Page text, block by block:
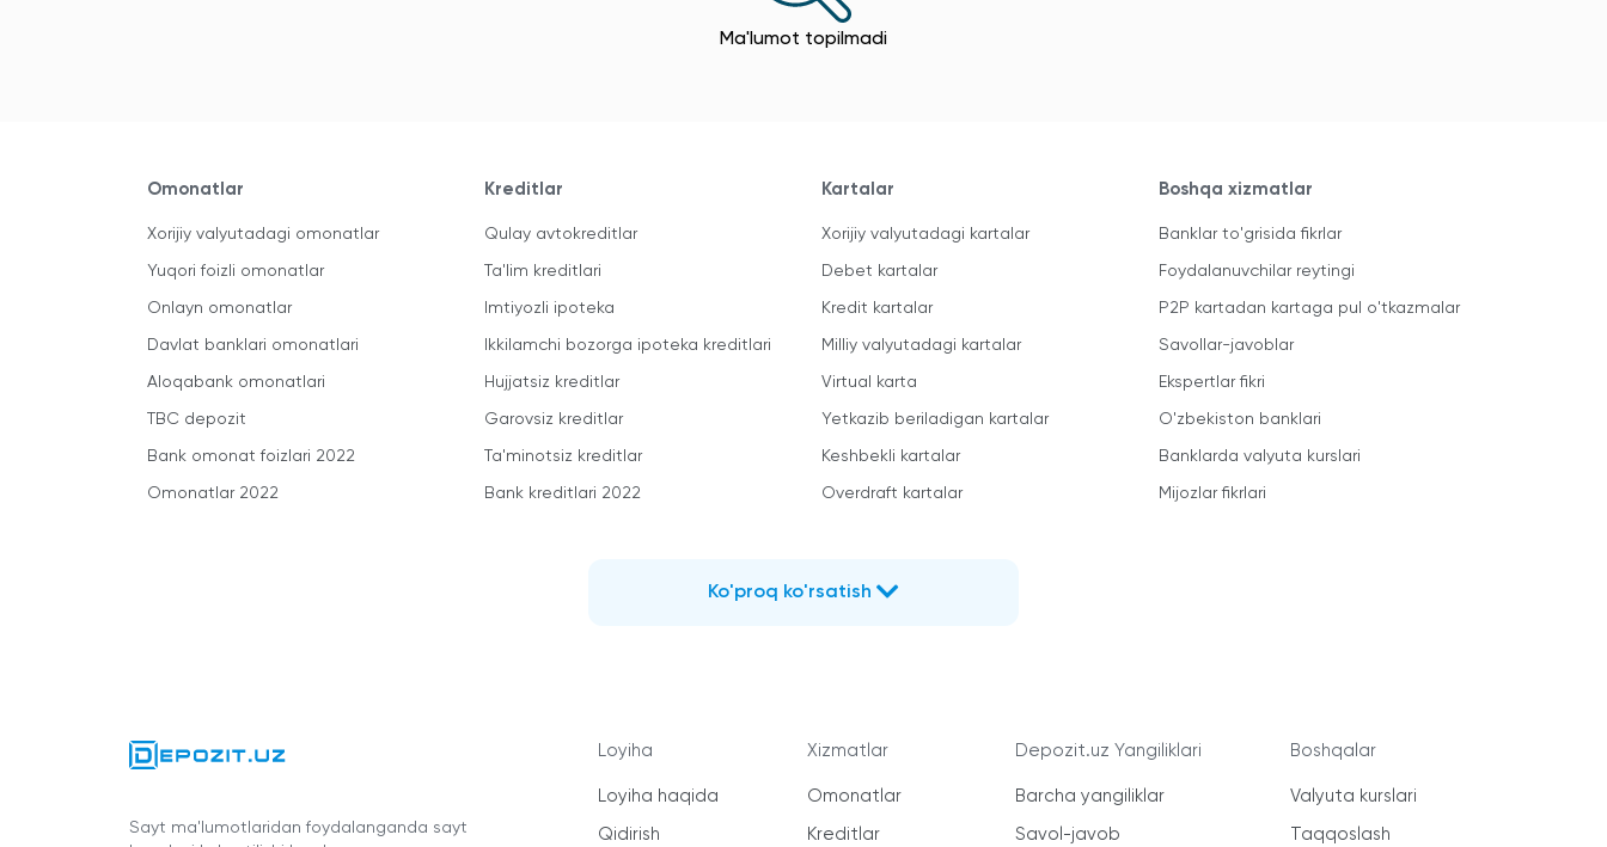
Ma'lumot topilmadi
Omonatlar
Xorijiy valyutadagi omonatlar
Yuqori foizli omonatlar
Onlayn omonatlar
Davlat banklari omonatlari
Aloqabank omonatlari
TBC depozit
Bank omonat foizlari 2022
Omonatlar 2022
Kreditlar
Qulay avtokreditlar
Ta'lim kreditlari
Imtiyozli ipoteka
Ikkilamchi bozorga ipoteka kreditlari
Hujjatsiz kreditlar
Garovsiz kreditlar
Ta'minotsiz kreditlar
Bank kreditlari 2022
Kartalar
Xorijiy valyutadagi kartalar
Debet kartalar
Kredit kartalar
Milliy valyutadagi kartalar
Virtual karta
Yetkazib beriladigan kartalar
Keshbekli kartalar
Overdraft kartalar
Boshqa xizmatlar
Banklar to'grisida fikrlar
Foydalanuvchilar reytingi
P2P kartadan kartaga pul o'tkazmalar
Savollar-javoblar
Ekspertlar fikri
O'zbekiston banklari
Banklarda valyuta kurslari
Mijozlar fikrlari
Ko'proq ko'rsatish
Sayt ma'lumotlaridan foydalanganda sayt
Loyiha
Loyiha haqida
Qidirish
Xizmatlar
Omonatlar
Kreditlar
Depozit.uz Yangiliklari
Barcha yangiliklar
Savol-javob
Boshqalar
Valyuta kurslari
Taqqoslash